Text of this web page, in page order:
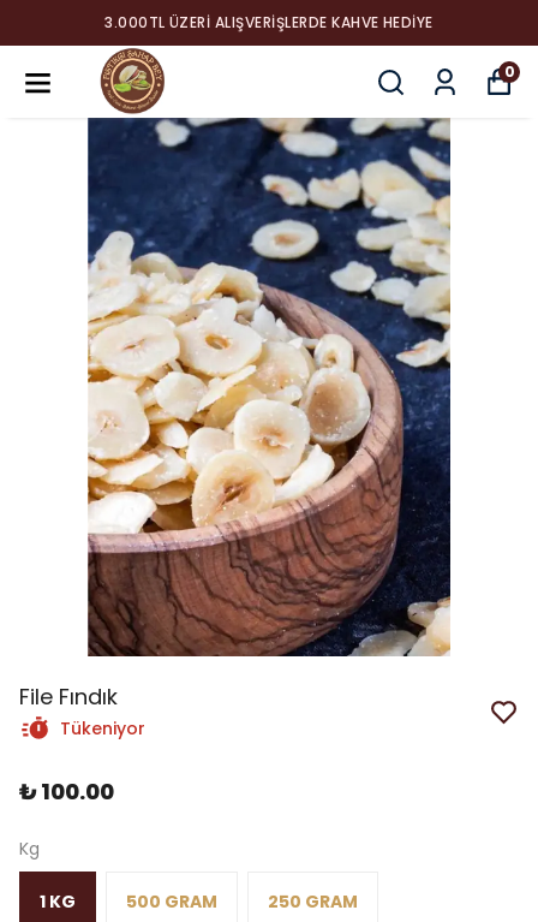
3.000TL ÜZERI ALIŞVERIŞLERDE KAHVE HEDIYE
0
File Fındık
Tükeniyor
₺ 100.00
Kg
1 KG 500 GRAM 250 GRAM